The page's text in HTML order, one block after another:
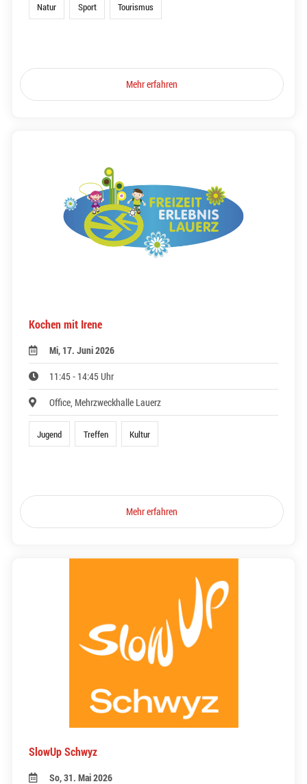
Natur Sport Tourismus
Mehr erfahren
Kochen mit Irene
Mi, 17. Juni 2026
11:45 - 14:45 Uhr
Office, Mehrzweckhalle Lauerz
Jugend Treffen Kultur
Mehr erfahren
SlowUp Schwyz
So, 31. Mai 2026